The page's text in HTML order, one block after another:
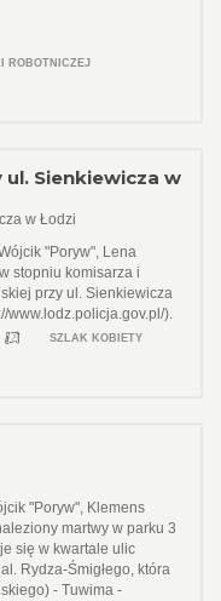
ROBOTNICZEJ
Sienkiewicza w
w Łodzi
"Poryw", Lena
stopniu komisarza i
przy ul. Sienkiewicza
www.lodz.policja.gov.pl/).
SZLAK KOBIETY
"Poryw", Klemens
martwy w parku 3
się w kwartale ulic
Rydza-Śmigłego, która
- Tuwima -